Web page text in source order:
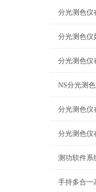
分光测色仪
分光测色仪
分光测色仪
测功软件系